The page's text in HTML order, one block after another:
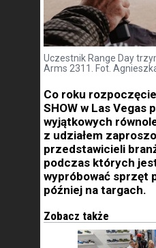
Uczestnik Range Day
Arms 2311. Fot.
Co roku
SHOW w Las Vegas
wyjątkowych
z udziałem
przedstawicieli
podczas których
wypróbować sprzęt
później na targach.
Zobacz także